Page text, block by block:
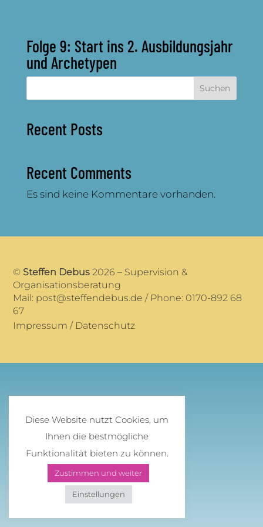
Folge 9: Start ins 2. Ausbildungsjahr
und Archetypen
Suchen
Recent Posts
Recent Comments
Es sind keine Kommentare vorhanden.
© Steffen Debus 2026 – Supervision &
Organisationsberatung
Mail: post@steffendebus.de / Phone: 0170-892 68
67
Impressum / Datenschutz
Diese Website nutzt Cookies, um
Ihnen die bestmögliche
Funktionalität bieten zu können.
Zustimmen und weiter
Einstellungen